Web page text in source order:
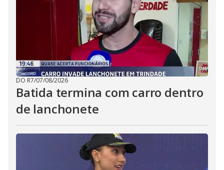
DO R7/07/08/2026
Batida termina com carro dentro
de lanchonete